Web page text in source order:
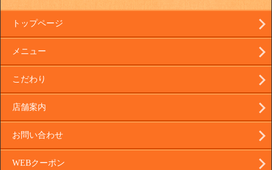
トップページ
メニュー
こだわり
店舗案内
お問い合わせ
WEBクーポン